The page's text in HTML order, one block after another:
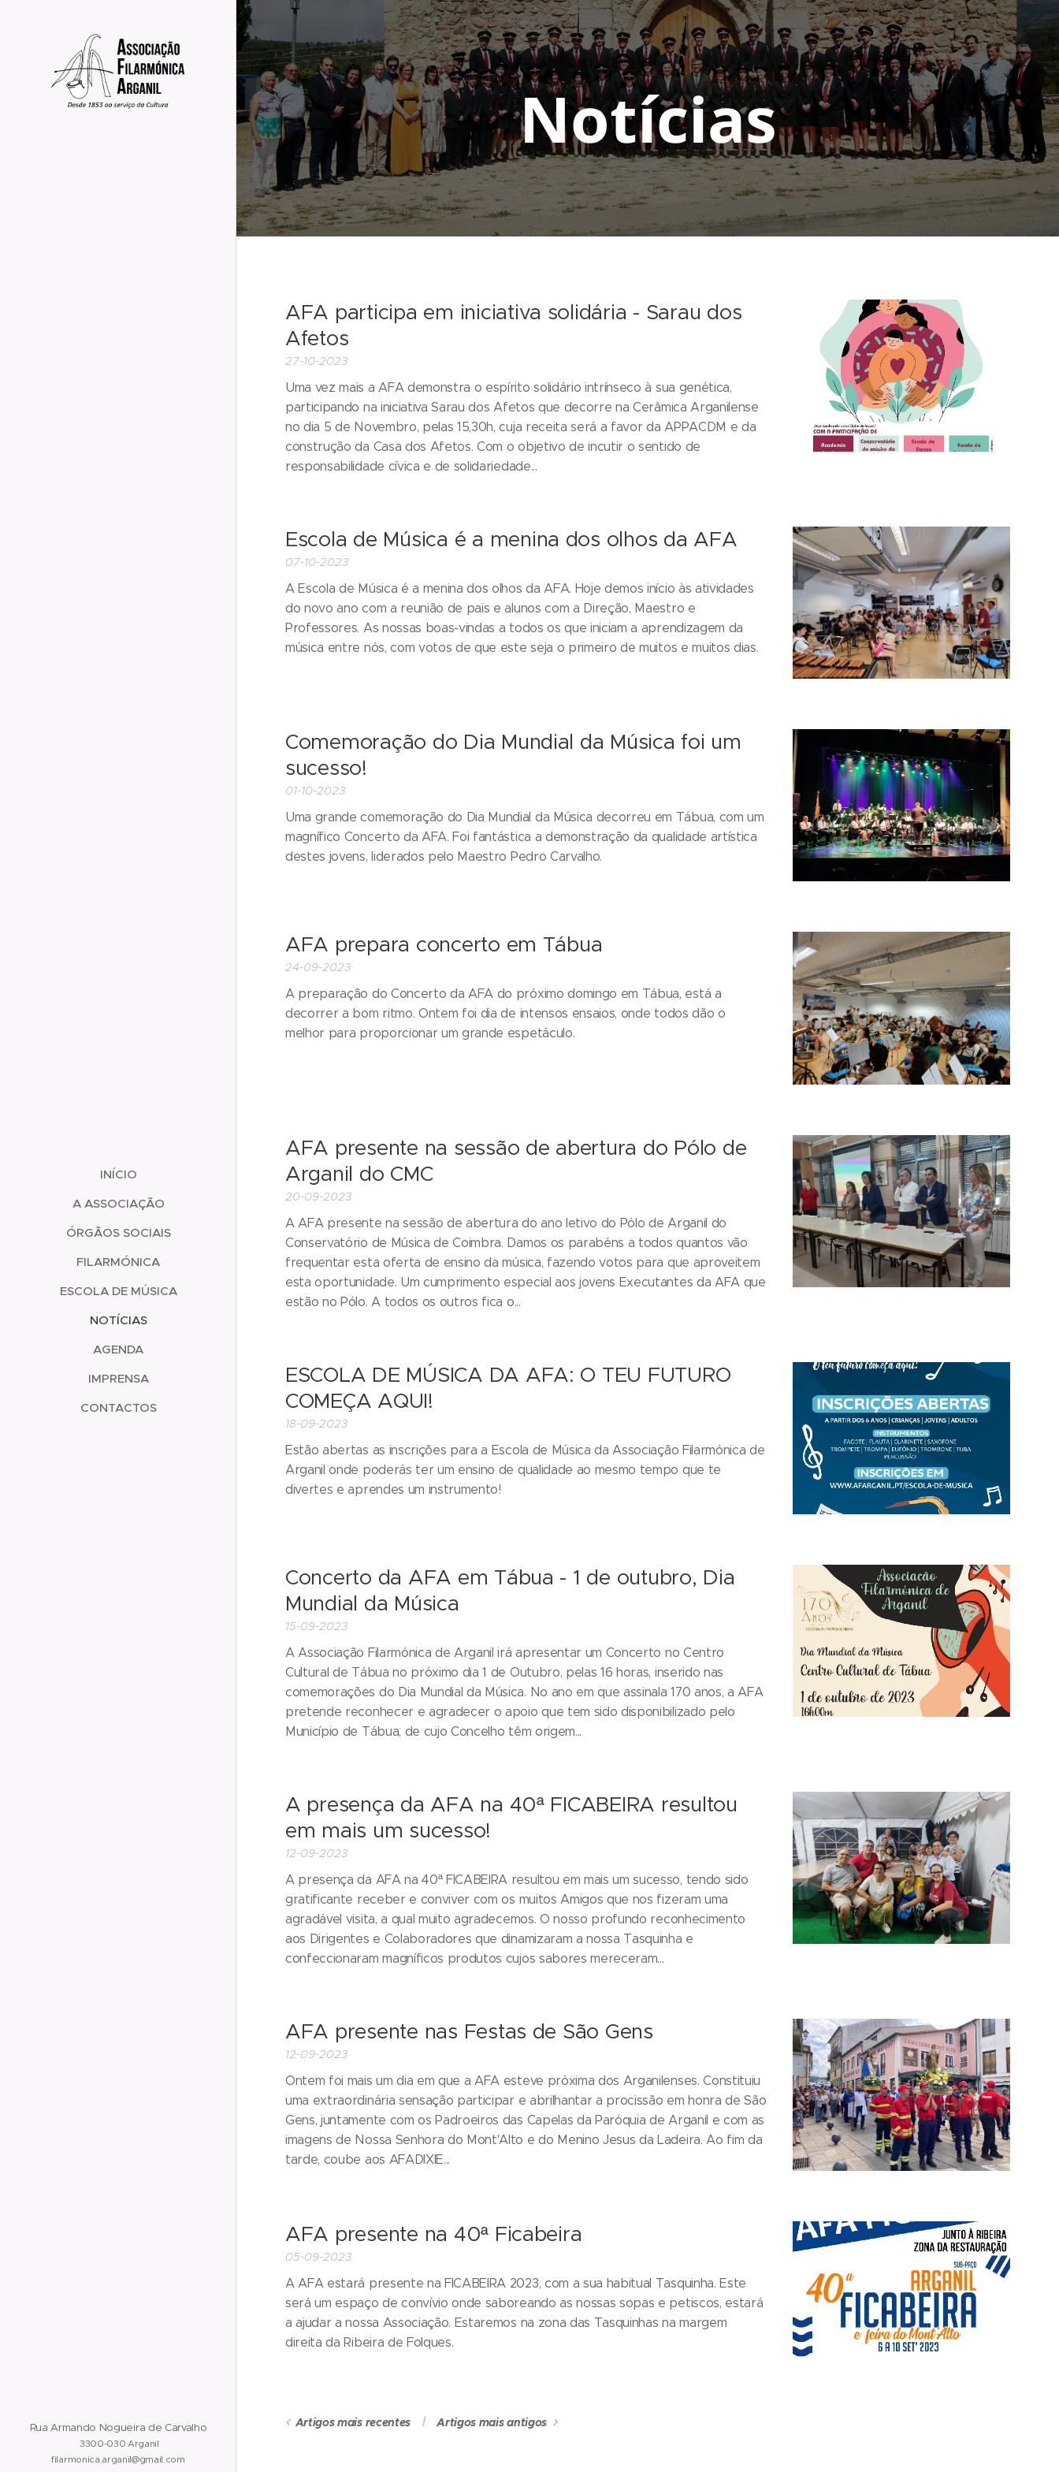
INÍCIO
A ASSOCIAÇÃO
ÓRGÃOS SOCIAIS
FILARMÓNICA
ESCOLA DE MÚSICA
NOTÍCIAS
AGENDA
IMPRENSA
CONTACTOS
Notícias
AFA participa em iniciativa solidária - Sarau dos
Afetos
27-10-2023
Uma vez mais a AFA demonstra o espírito solidário intrínseco à sua genética,
participando na iniciativa Sarau dos Afetos que decorre na Cerâmica Arganilense
no dia 5 de Novembro, pelas 15,30h, cuja receita será a favor da APPACDM e da
construção da Casa dos Afetos. Com o objetivo de incutir o sentido de
responsabilidade cívica e de solidariedade...
Escola de Música é a menina dos olhos da AFA
07-10-2023
A Escola de Música é a menina dos olhos da AFA. Hoje demos início às atividades
do novo ano com a reunião de pais e alunos com a Direção, Maestro e
Professores. As nossas boas-vindas a todos os que iniciam a aprendizagem da
música entre nós, com votos de que este seja o primeiro de muitos e muitos dias.
Comemoração do Dia Mundial da Música foi um
sucesso!
01-10-2023
Uma grande comemoração do Dia Mundial da Música decorreu em Tábua, com um
magnífico Concerto da AFA. Foi fantástica a demonstração da qualidade artística
destes jovens, liderados pelo Maestro Pedro Carvalho.
AFA prepara concerto em Tábua
24-09-2023
A preparação do Concerto da AFA do próximo domingo em Tábua, está a
decorrer a bom ritmo. Ontem foi dia de intensos ensaios, onde todos dão o
melhor para proporcionar um grande espetáculo.
AFA presente na sessão de abertura do Pólo de
Arganil do CMC
20-09-2023
A AFA presente na sessão de abertura do ano letivo do Pólo de Arganil do
Conservatório de Música de Coimbra. Damos os parabéns a todos quantos vão
frequentar esta oferta de ensino da música, fazendo votos para que aproveitem
esta oportunidade. Um cumprimento especial aos jovens Executantes da AFA que
estão no Pólo. A todos os outros fica o...
ESCOLA DE MÚSICA DA AFA: O TEU FUTURO
COMEÇA AQUI!
18-09-2023
Estão abertas as inscrições para a Escola de Música da Associação Filarmónica de
Arganil onde poderás ter um ensino de qualidade ao mesmo tempo que te
divertes e aprendes um instrumento!
Concerto da AFA em Tábua - 1 de outubro, Dia
Mundial da Música
15-09-2023
A Associação Filarmónica de Arganil irá apresentar um Concerto no Centro
Cultural de Tábua no próximo dia 1 de Outubro, pelas 16 horas, inserido nas
comemorações do Dia Mundial da Música. No ano em que assinala 170 anos, a AFA
pretende reconhecer e agradecer o apoio que tem sido disponibilizado pelo
Município de Tábua, de cujo Concelho têm origem...
A presença da AFA na 40ª FICABEIRA resultou
em mais um sucesso!
12-09-2023
A presença da AFA na 40ª FICABEIRA resultou em mais um sucesso, tendo sido
gratificante receber e conviver com os muitos Amigos que nos fizeram uma
agradável visita, a qual muito agradecemos. O nosso profundo reconhecimento
aos Dirigentes e Colaboradores que dinamizaram a nossa Tasquinha e
confeccionaram magníficos produtos cujos sabores mereceram...
AFA presente nas Festas de São Gens
12-09-2023
Ontem foi mais um dia em que a AFA esteve próxima dos Arganilenses. Constituiu
uma extraordinária sensação participar e abrilhantar a procissão em honra de São
Gens, juntamente com os Padroeiros das Capelas da Paróquia de Arganil e com as
imagens de Nossa Senhora do Mont'Alto e do Menino Jesus da Ladeira. Ao fim da
tarde, coube aos AFADIXIE...
AFA presente na 40ª Ficabeira
05-09-2023
A AFA estará presente na FICABEIRA 2023, com a sua habitual Tasquinha. Este
será um espaço de convívio onde saboreando as nossas sopas e petiscos, estará
a ajudar a nossa Associação. Estaremos na zona das Tasquinhas na margem
direita da Ribeira de Folques.
Artigos mais recentes Artigos mais antigos
Rua Armando Nogueira de Carvalho
3300-030 Arganil
filarmonica.arganil@gmail.com